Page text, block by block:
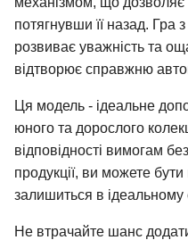
потягнувши її назад.
розвиває уважність та
відтворює справжню
Ця модель - ідеальне
юного та дорослого
відповідності вимогам
продукції, ви можете
залишиться в ідеальному
Не втрачайте шанс